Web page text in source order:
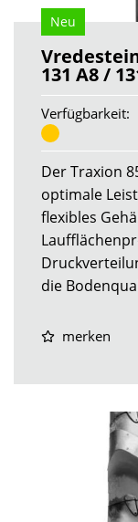
Neu
131 A8 /
Verfügbarkeit:
Der Traxion
optimale
flexibles
die
merken